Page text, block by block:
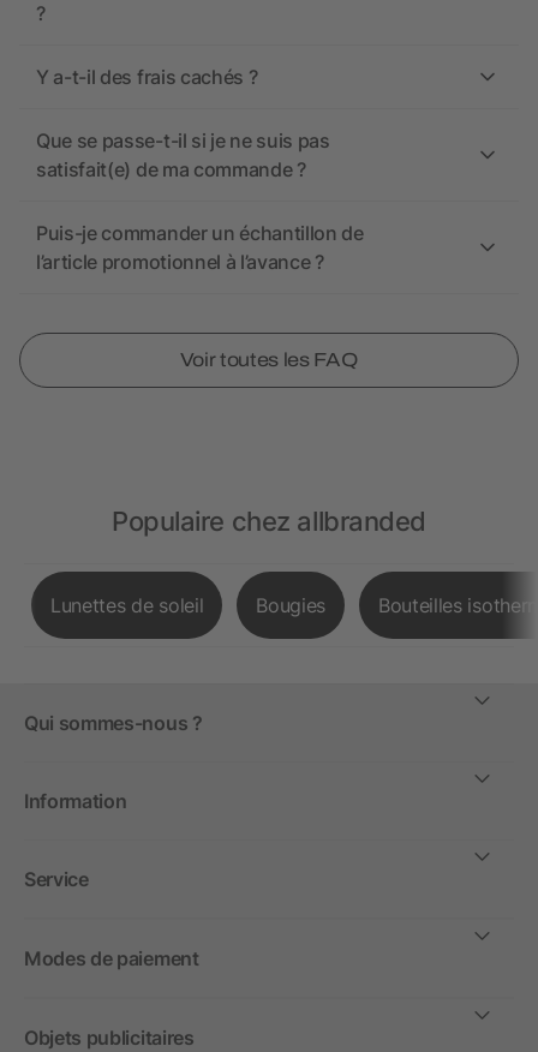
?
Y a-t-il des frais cachés ?
Que se passe-t-il si je ne suis pas
satisfait(e) de ma commande ?
Puis-je commander un échantillon de
l’article promotionnel à l’avance ?
Voir toutes les FAQ
Populaire chez allbranded
Lunettes de soleil Bougies Bouteilles
Qui sommes-nous ?
Information
Service
Modes de paiement
Objets publicitaires